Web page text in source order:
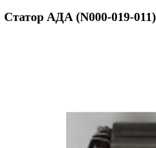
Статор АДА (N000-019-011)